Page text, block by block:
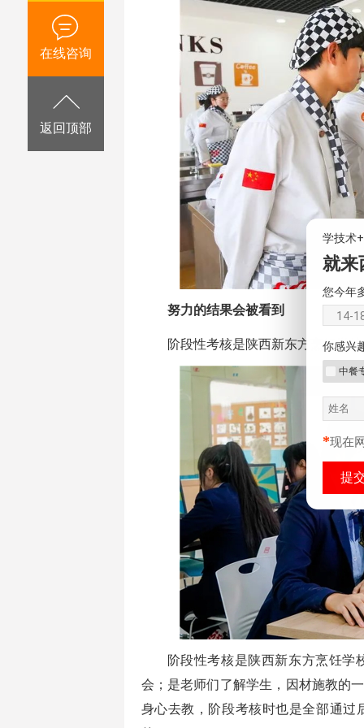
努力的结果会被看到
阶段性考核是陕西新东方烹饪学
阶段性考核是陕西新东方烹饪学
会；是老师们了解学生，因材施教的
身心去教，阶段考核时也是全部通
学技术
就来
您今年
14-
你感兴
中餐
*现在
在线咨询
返回顶部